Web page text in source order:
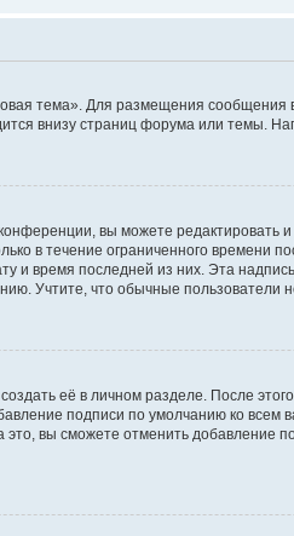
тема». Для размещения сообщения
внизу страниц форума или темы.
вы можете
в течение ограниченного времени
и время последней из них. Эта
Учтите, что обычные пользователи
её в личном разделе. После
подписи по умолчанию ко
вы сможете отменить добавление